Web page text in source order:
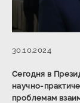
30.10.2024
Сегодня в
научно-
проблемам